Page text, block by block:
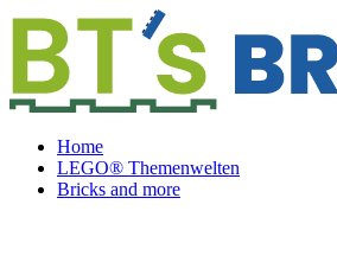
Home
LEGO® Themenwelten
Bricks and more